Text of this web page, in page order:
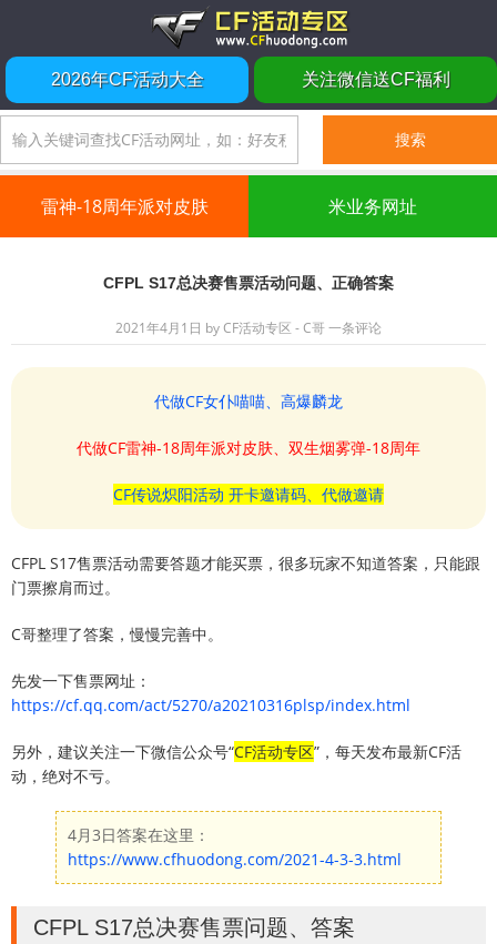
2026年CF活动大全 关注微信送CF福利
雷神-18周年派对皮肤 米业务网址
CFPL S17总决赛售票活动问题、正确答案
2021年4月1日 byCF活动专区 - C哥一条评论
代做CF女仆喵喵、高爆麟龙
代做CF雷神-18周年派对皮肤、双生烟雾弹-18周年
CF传说炽阳活动 开卡邀请码、代做邀请
CFPL S17售票活动需要答题才能买票，很多玩家不知道答案，只能跟
门票擦肩而过。
C哥整理了答案，慢慢完善中。
先发一下售票网址：
https://cf.qq.com/act/5270/a20210316plsp/index.html
另外，建议关注一下微信公众号“CF活动专区”，每天发布最新CF活
动，绝对不亏。
4月3日答案在这里：
https://www.cfhuodong.com/2021-4-3-3.html
CFPL S17总决赛售票问题、答案